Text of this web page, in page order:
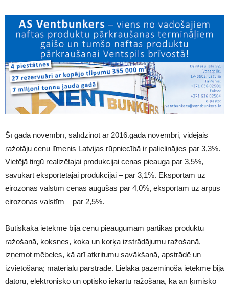
Šī gada novembrī, salīdzinot ar 2016.gada novembri, vidējais
ražotāju cenu līmenis Latvijas rūpniecībā ir palielinājies par 3,3%.
Vietējā tirgū realizētajai produkcijai cenas pieauga par 3,5%,
savukārt eksportētajai produkcijai – par 3,1%. Eksportam uz
eirozonas valstīm cenas augušas par 4,0%, eksportam uz ārpus
eirozonas valstīm – par 2,5%.
Būtiskākā ietekme bija cenu pieaugumam pārtikas produktu
ražošanā, koksnes, koka un korķa izstrādājumu ražošanā,
izņemot mēbeles, kā arī atkritumu savākšanā, apstrādē un
izvietošanā; materiālu pārstrādē. Lielākā pazeminošā ietekme bija
datoru, elektronisko un optisko iekārtu ražošanā, kā arī ķīmisko